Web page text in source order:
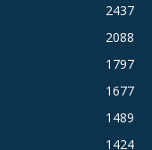
2437
2088
1797
1677
1489
1424